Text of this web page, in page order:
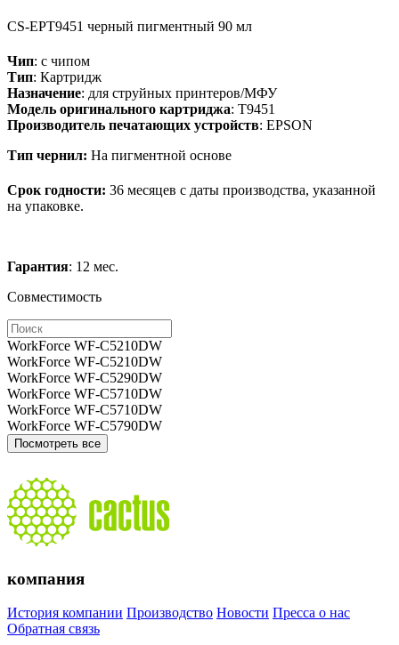
CS-EPT9451 черный пигментный 90 мл
Чип: с чипом
Тип: Картридж
Назначение: для струйных принтеров/МФУ
Модель оригинального картриджа: T9451
Производитель печатающих устройств: EPSON
Тип чернил: На пигментной основе
Срок годности: 36 месяцев с даты производства, указанной
на упаковке.
Гарантия: 12 мес.
Совместимость
WorkForce WF-C5210DW
WorkForce WF-C5210DW
WorkForce WF-C5290DW
WorkForce WF-C5710DW
WorkForce WF-C5710DW
WorkForce WF-C5790DW
Посмотреть все
компания
История компании Производство Новости Пресса о нас
Обратная связь